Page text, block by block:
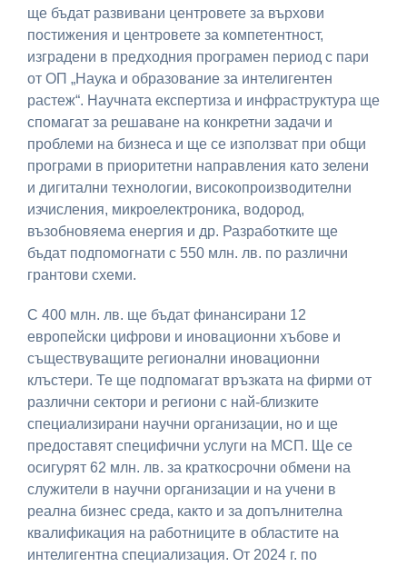
ще бъдат развивани центровете за върхови
постижения и центровете за компетентност,
изградени в предходния програмен период с пари
от ОП „Наука и образование за интелигентен
растеж“. Научната експертиза и инфраструктура ще
спомагат за решаване на конкретни задачи и
проблеми на бизнеса и ще се използват при общи
програми в приоритетни направления като зелени
и дигитални технологии, високопроизводителни
изчисления, микроелектроника, водород,
възобновяема енергия и др. Разработките ще
бъдат подпомогнати с 550 млн. лв. по различни
грантови схеми.
С 400 млн. лв. ще бъдат финансирани 12
европейски цифрови и иновационни хъбове и
съществуващите регионални иновационни
клъстери. Те ще подпомагат връзката на фирми от
различни сектори и региони с най-близките
специализирани научни организации, но и ще
предоставят специфични услуги на МСП. Ще се
осигурят 62 млн. лв. за краткосрочни обмени на
служители в научни организации и на учени в
реална бизнес среда, както и за допълнителна
квалификация на работниците в областите на
интелигентна специализация. От 2024 г. по